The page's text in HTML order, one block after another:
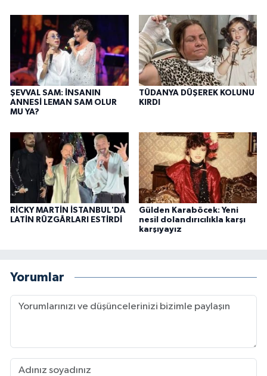
ŞEVVAL SAM: İNSANIN
ANNESİ LEMAN SAM OLUR
MU YA?
TÜDANYA DÜŞEREK KOLUNU
KIRDI
RİCKY MARTİN İSTANBUL'DA
LATİN RÜZGÂRLARI ESTİRDİ
Gülden Karaböcek: Yeni
nesil dolandırıcılıkla karşı
karşıyayız
Yorumlar